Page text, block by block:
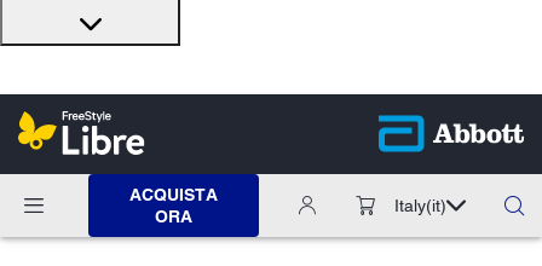
ACQUISTA
ORA
Italy(it)